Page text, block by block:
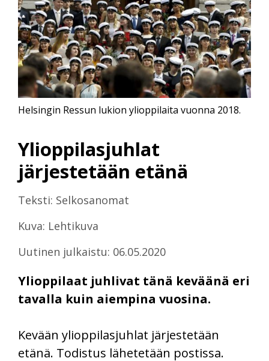
Ylioppilasjuhlat
järjestetään etänä
Teksti: Selkosanomat
Kuva: Lehtikuva
Uutinen julkaistu: 06.05.2020
Ylioppilaat juhlivat tänä keväänä eri
tavalla kuin aiempina vuosina.
Helsingin Ressun lukion ylioppilaita vuonna 2018.
Kevään ylioppilasjuhlat järjestetään
etänä. Todistus lähetetään postissa.